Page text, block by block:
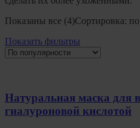
Показаны все (4)Сортировка:
Показать фильтры
Натуральная маска для
гиалуроновой кислотой